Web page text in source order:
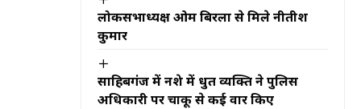
लोकसभाध्यक्ष ओम बिरला से मिले नीतीश
कुमार
साहिबगंज में नशे में धुत व्यक्ति ने पुलिस
अधिकारी पर चाकू से कई वार किए